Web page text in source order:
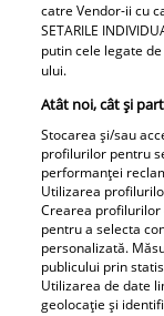
Pippo di
la etaj.
ani
Cine este
serial de la
simțit că
trăiește
foarte
Popescu și
catre Vendor-ii cu
SETARILE
putin cele legate
ului.
Atât noi, cât și
Stocarea și/sau
profilurilor pentru
performanței
Utilizarea
Crearea
pentru a selecta
personalizată.
publicului prin
Utilizarea de date
geolocație și